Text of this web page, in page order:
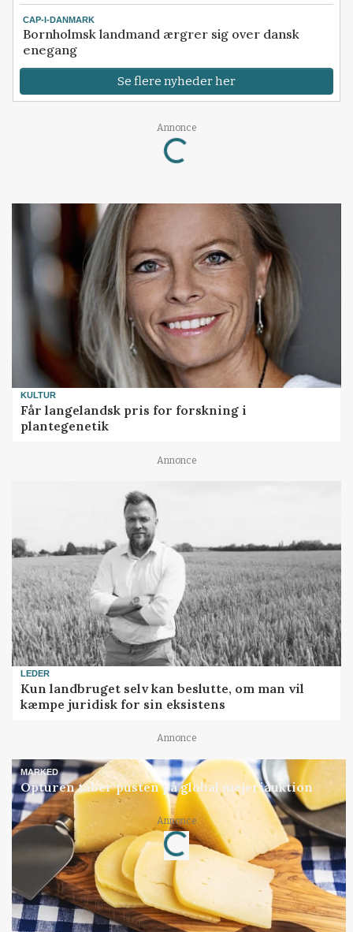
CAP-I-DANMARK
Bornholmsk landmand ærgrer sig over dansk
enegang
Se flere nyheder her
Annonce
Loading...
KULTUR
Får langelandsk pris for forskning i
plantegenetik
Annonce
LEDER
Kun landbruget selv kan beslutte, om man vil
kæmpe juridisk for sin eksistens
Annonce
MARKED
Opturen taber pusten på global mejeriauktion
Annonce
Loading...
Jobs